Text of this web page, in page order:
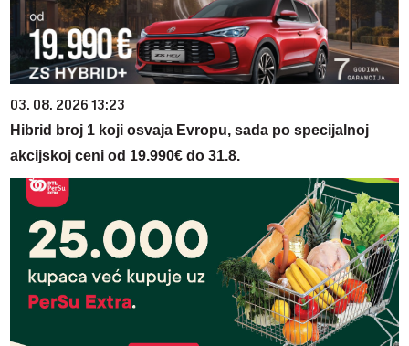
03. 08. 2026 13:23
Hibrid broj 1 koji osvaja Evropu, sada po specijalnoj
akcijskoj ceni od 19.990€ do 31.8.